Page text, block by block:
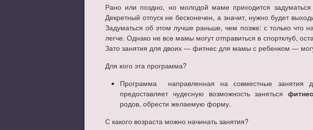
Рано или поздно, но молодой маме приходится
Декретный отпуск не бесконечен, а значит, нужно будет
Задуматься об этом лучше раньше, чем позже: с только что
легче. Однако не все мамы могут отправиться в спортклуб,
Зато занятия для двоих — фитнес для мамы с ребенком —
Для кого эта программа?
Программа направленная на совместные
предоставляет чудесную возможность заняться
родов, обрести желаемую форму.
С какого возраста можно начинать занятия?